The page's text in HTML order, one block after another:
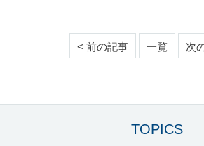
< 前の記事 一覧 次
TOPICS